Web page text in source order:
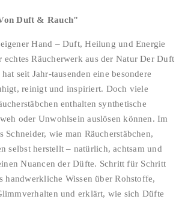
Duft & Rauch"
Hand – Duft, Heilung und Energie
echtes Räucherwerk aus der Natur Der Duft
seit Jahr-tausenden eine besondere
reinigt und inspiriert. Doch viele
enthalten synthetische
oder Unwohlsein auslösen können. Im
Schneider, wie man Räucherstäbchen,
selbst herstellt – natürlich, achtsam und
Nuancen der Düfte. Schritt für Schritt
handwerkliche Wissen über Rohstoffe,
und erklärt, wie sich Düfte